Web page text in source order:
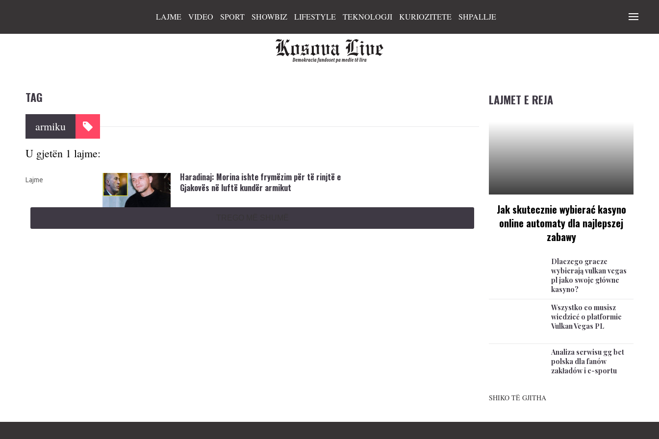
LAJME VIDEO SPORT SHOWBIZ LIFESTYLE TEKNOLOGJI KURIOZITETE SHPALLJE
TAG
armiku
U gjetën 1 lajme:
Lajme
Haradinaj: Morina ishte frymëzim për të rinjtë e
Gjakovës në luftë kundër armikut
LAJMET E REJA
Jak skutecznie wybierać kasyno
online automaty dla najlepszej
zabawy
Dlaczego gracze
wybierają vulkan vegas
pl jako swoje główne
kasyno?
Wszystko co musisz
wiedzieć o platformie
Vulkan Vegas PL
Analiza serwisu gg bet
polska dla fanów
zakładów i e-sportu
SHIKO TË GJITHA